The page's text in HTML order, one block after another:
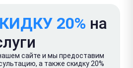
20% на
сайте и мы предоставим
а также скидку 20%